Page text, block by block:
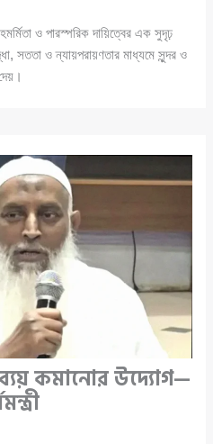
ও পারস্পরিক দায়িত্বের এক সুদৃঢ়
সততা ও ন্যায়পরায়ণতার মাধ্যমে সুন্দর ও
কমানোর উদ্যোগ—